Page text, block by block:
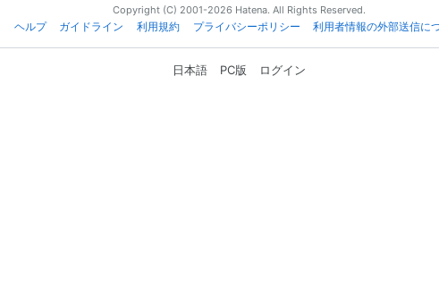
Copyright (C) 2001-2026 Hatena. All Rights Reserved.
ヘルプ
ガイドライン 利用規約 プライバシーポリシー 利用者情報の外部送信に
日本語 PC版 ログイン